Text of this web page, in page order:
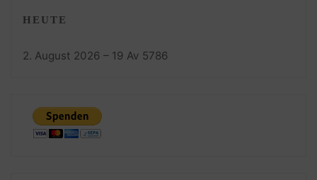
HEUTE
2. August 2026 – 19 Av 5786